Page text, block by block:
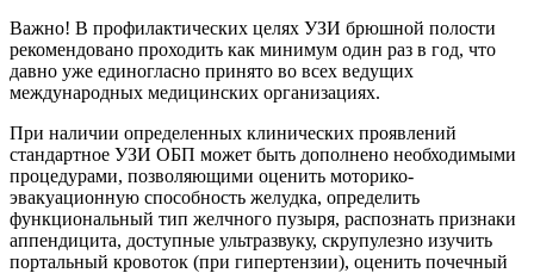
Важно! В профилактических целях УЗИ брюшной полости
рекомендовано проходить как минимум один раз в год, что
давно уже единогласно принято во всех ведущих
международных медицинских организациях.
При наличии определенных клинических проявлений
стандартное УЗИ ОБП может быть дополнено необходимыми
процедурами, позволяющими оценить моторико-
эвакуационную способность желудка, определить
функциональный тип желчного пузыря, распознать признаки
аппендицита, доступные ультразвуку, скрупулезно изучить
портальный кровоток (при гипертензии), оценить почечный